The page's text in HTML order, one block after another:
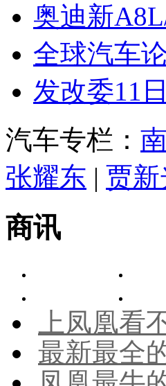
奥迪新
全球汽车
发改委11
汽车专栏：
张耀东 | 贾新
商讯
上凤凰看
最新最全